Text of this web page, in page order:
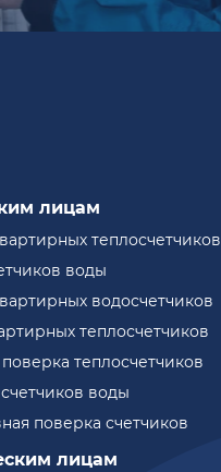
лицам
теплосчетчиков
воды
водосчетчиков
теплосчетчиков
теплосчетчиков
воды
поверка счетчиков
лицам